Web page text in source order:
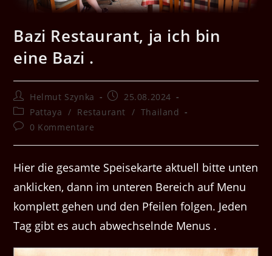
Bazi Restaurant, ja ich bin
eine Bazi .
Beitrags-
Autor:
Helmut Szynka
Beitrag
veröffentlicht:
25.08.2024
Beitrags-
Kategorie:
Pattaya / Restaurant / Thailand
Beitrags-
0 Kommentare
Hier die gesamte Speisekarte aktuell bitte unten
anklicken, dann im unteren Bereich auf Menu
komplett gehen und den Pfeilen folgen. Jeden
Tag gibt es auch abwechselnde Menus .